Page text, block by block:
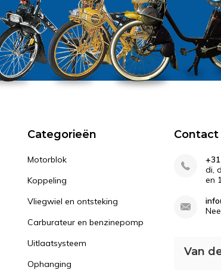
Categorieën
Motorblok
Koppeling
Vliegwiel en ontsteking
Carburateur en benzinepomp
Uitlaatsysteem
Ophanging
Contact
di,
en
Van